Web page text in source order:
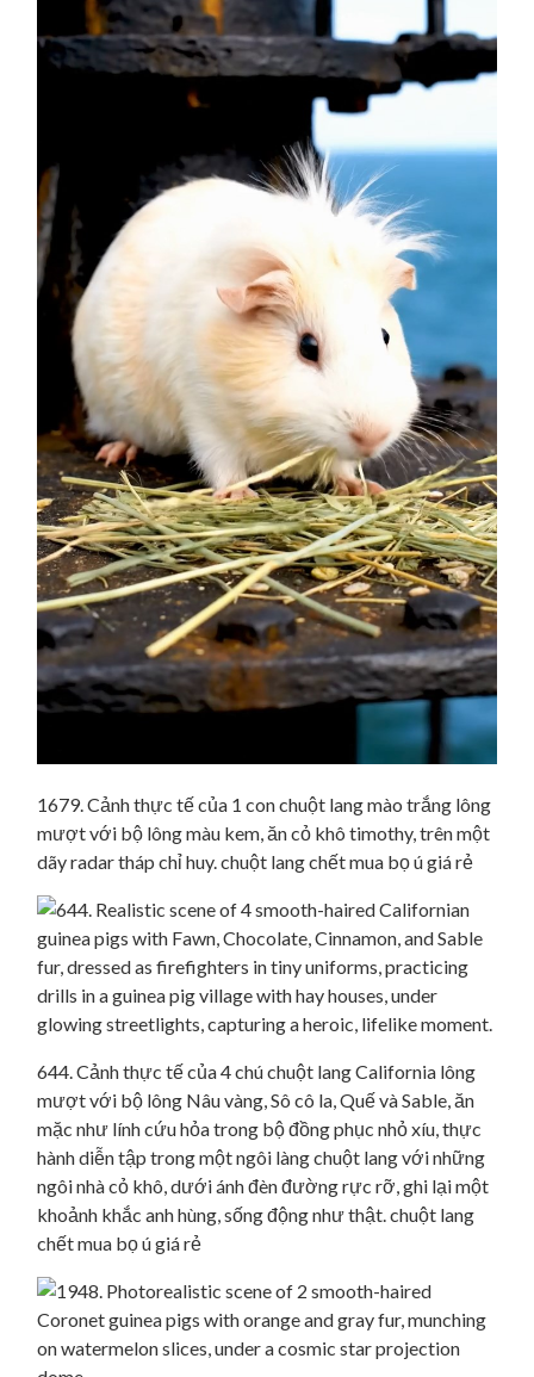
1679. Cảnh thực tế của 1 con chuột lang mào trắng lông
mượt với bộ lông màu kem, ăn cỏ khô timothy, trên một
dãy radar tháp chỉ huy. chuột lang chết mua bọ ú giá rẻ
644. Cảnh thực tế của 4 chú chuột lang California lông
mượt với bộ lông Nâu vàng, Sô cô la, Quế và Sable, ăn
mặc như lính cứu hỏa trong bộ đồng phục nhỏ xíu, thực
hành diễn tập trong một ngôi làng chuột lang với những
ngôi nhà cỏ khô, dưới ánh đèn đường rực rỡ, ghi lại một
khoảnh khắc anh hùng, sống động như thật. chuột lang
chết mua bọ ú giá rẻ